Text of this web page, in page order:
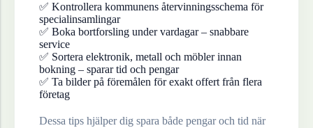
✅ Kontrollera kommunens återvinningsschema för
specialinsamlingar
✅ Boka bortforsling under vardagar – snabbare
service
✅ Sortera elektronik, metall och möbler innan
bokning – sparar tid och pengar
✅ Ta bilder på föremålen för exakt offert från flera
företag
Dessa tips hjälper dig spara både pengar och tid när